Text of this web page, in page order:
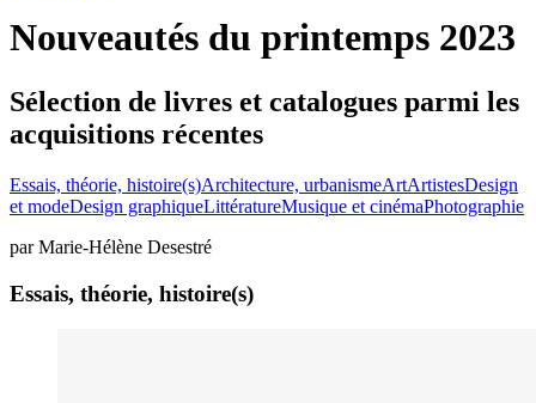
Nouveautés du printemps 2023
Sélection de livres et catalogues parmi les
acquisitions récentes
Essais, théorie, histoire(s)Architecture, urbanismeArtArtistesDesign
et modeDesign graphiqueLittératureMusique et cinémaPhotographie
par Marie-Hélène Desestré
Essais, théorie, histoire(s)